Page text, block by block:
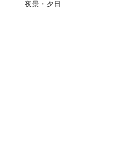
夜景・夕日